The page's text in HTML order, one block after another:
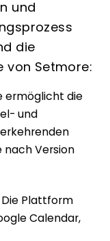
und
die
von Setmore:
ermöglicht die
und
nach Version
Die Plattform
Calendar,